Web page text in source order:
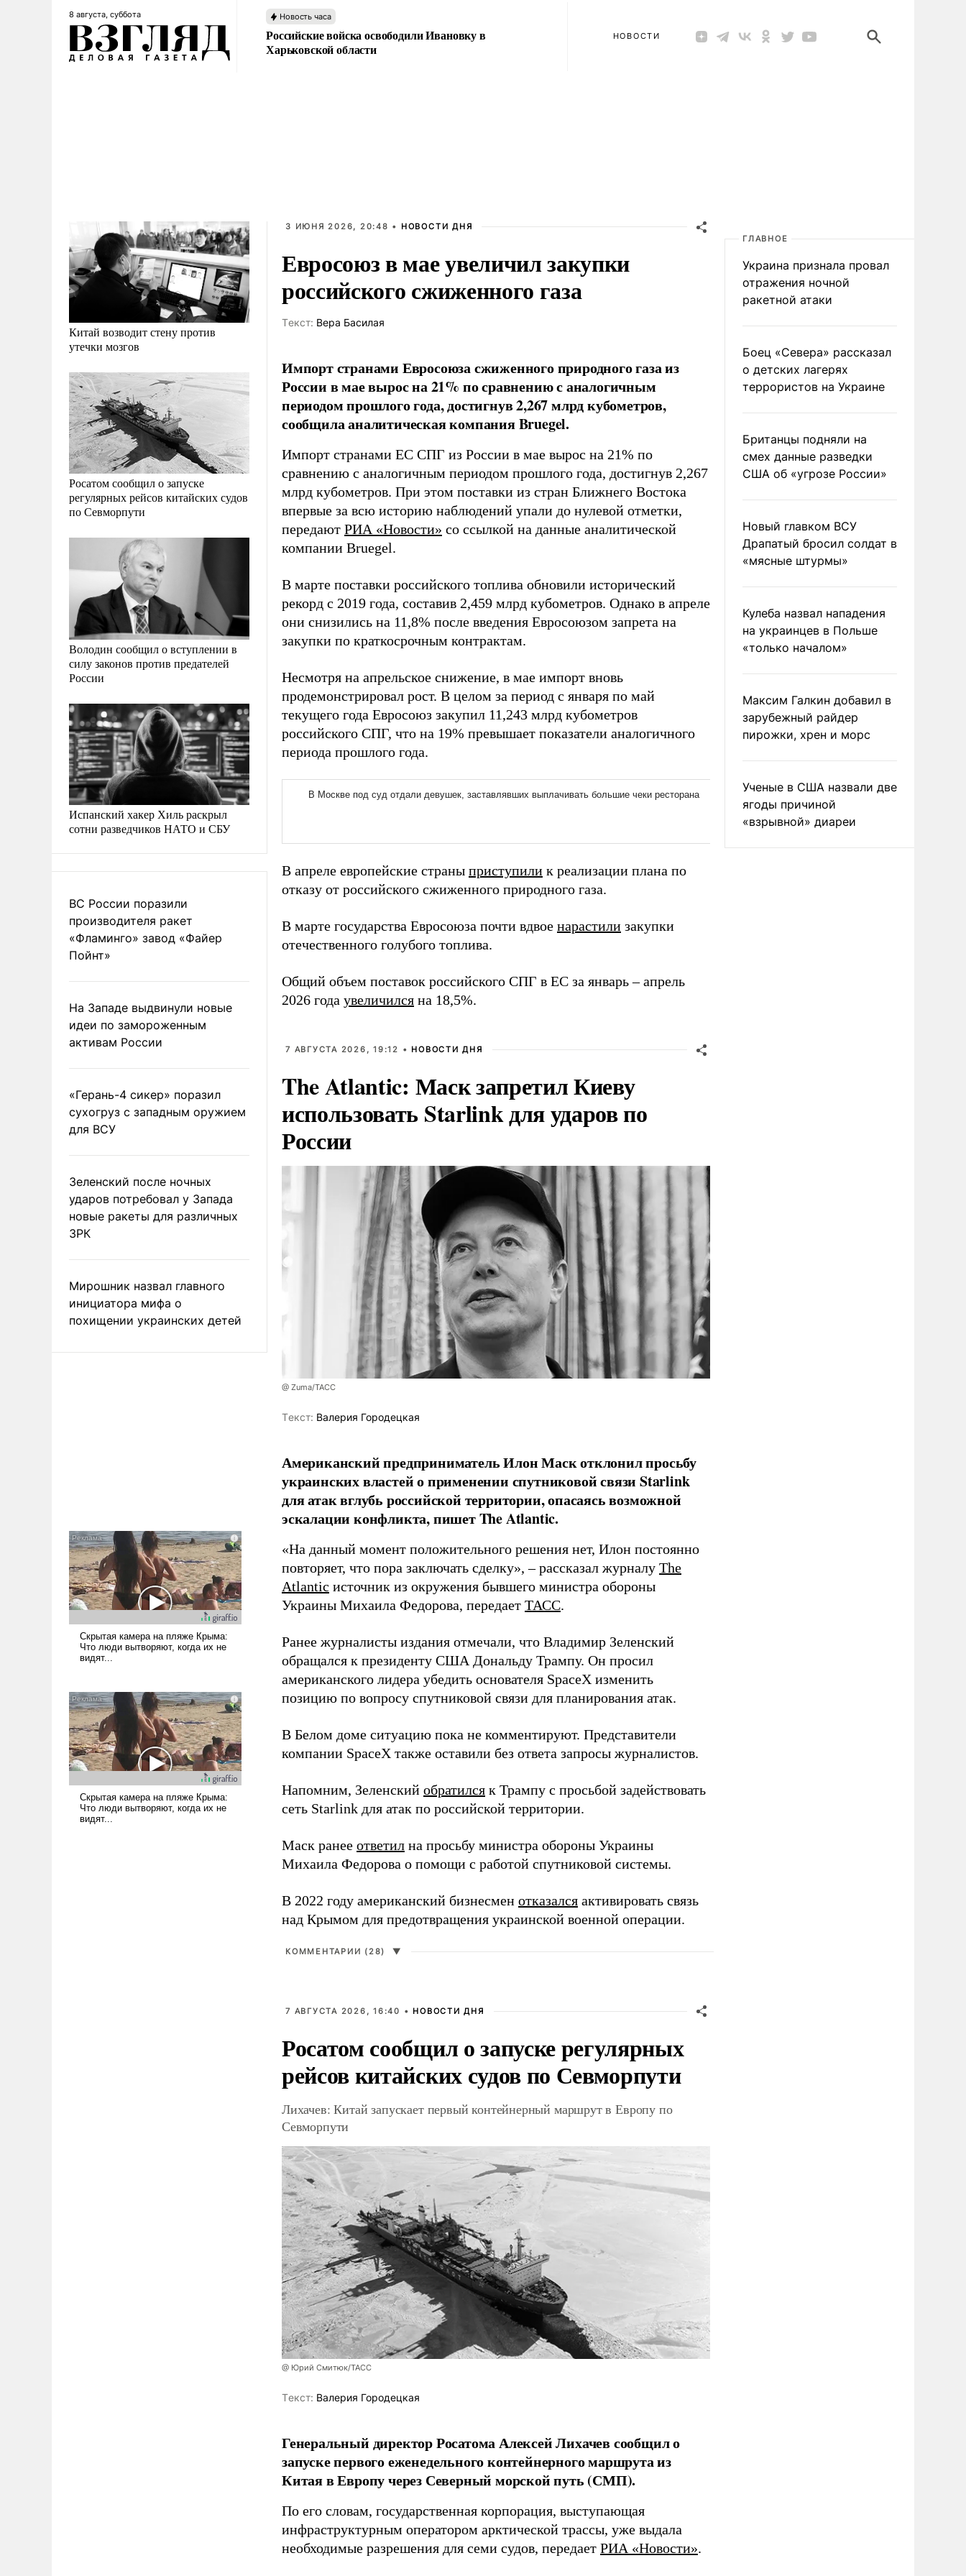
8 августа, суббота Новость часа
Российские войска освободили Ивановку в
Харьковской области
НОВОСТИ
Китай возводит стену против
утечки мозгов
Росатом сообщил о запуске
регулярных рейсов китайских судов
по Севморпути
Володин сообщил о вступлении в
силу законов против предателей
России
Испанский хакер Хиль раскрыл
сотни разведчиков НАТО и СБУ
ВС России поразили
производителя ракет
«Фламинго» завод «Файер
Пойнт»
На Западе выдвинули новые
идеи по замороженным
активам России
«Герань-4 сикер» поразил
сухогруз с западным оружием
для ВСУ
Зеленский после ночных
ударов потребовал у Запада
новые ракеты для различных
ЗРК
Мирошник назвал главного
инициатора мифа о
похищении украинских детей
3 ИЮНЯ 2026, 20:48 • НОВОСТИ ДНЯ
Евросоюз в мае увеличил закупки
российского сжиженного газа
Tекст: Вера Басилая
Импорт странами Евросоюза сжиженного природного газа из
России в мае вырос на 21% по сравнению с аналогичным
периодом прошлого года, достигнув 2,267 млрд кубометров,
сообщила аналитическая компания Bruegel.
Импорт странами ЕС СПГ из России в мае вырос на 21% по
сравнению с аналогичным периодом прошлого года, достигнув 2,267
млрд кубометров. При этом поставки из стран Ближнего Востока
впервые за всю историю наблюдений упали до нулевой отметки,
передают РИА «Новости» со ссылкой на данные аналитической
компании Bruegel.
В марте поставки российского топлива обновили исторический
рекорд с 2019 года, составив 2,459 млрд кубометров. Однако в апреле
они снизились на 11,8% после введения Евросоюзом запрета на
закупки по краткосрочным контрактам.
Несмотря на апрельское снижение, в мае импорт вновь
продемонстрировал рост. В целом за период с января по май
текущего года Евросоюз закупил 11,243 млрд кубометров
российского СПГ, что на 19% превышает показатели аналогичного
периода прошлого года.
В апреле европейские страны приступили к реализации плана по
отказу от российского сжиженного природного газа.
В марте государства Евросоюза почти вдвое нарастили закупки
отечественного голубого топлива.
Общий объем поставок российского СПГ в ЕС за январь – апрель
2026 года увеличился на 18,5%.
7 АВГУСТА 2026, 19:12 • НОВОСТИ ДНЯ
The Atlantic: Маск запретил Киеву
использовать Starlink для ударов по
России
@ Zuma/ТАСС
Tекст: Валерия Городецкая
Американский предприниматель Илон Маск отклонил просьбу
украинских властей о применении спутниковой связи Starlink
для атак вглубь российской территории, опасаясь возможной
эскалации конфликта, пишет The Atlantic.
«На данный момент положительного решения нет, Илон постоянно
повторяет, что пора заключать сделку», – рассказал журналу The
Atlantic источник из окружения бывшего министра обороны
Украины Михаила Федорова, передает ТАСС.
Ранее журналисты издания отмечали, что Владимир Зеленский
обращался к президенту США Дональду Трампу. Он просил
американского лидера убедить основателя SpaceX изменить
позицию по вопросу спутниковой связи для планирования атак.
В Белом доме ситуацию пока не комментируют. Представители
компании SpaceX также оставили без ответа запросы журналистов.
Напомним, Зеленский обратился к Трампу с просьбой задействовать
сеть Starlink для атак по российской территории.
Маск ранее ответил на просьбу министра обороны Украины
Михаила Федорова о помощи с работой спутниковой системы.
В 2022 году американский бизнесмен отказался активировать связь
над Крымом для предотвращения украинской военной операции.
КОММЕНТАРИИ (28) ▼
7 АВГУСТА 2026, 16:40 • НОВОСТИ ДНЯ
Росатом сообщил о запуске регулярных
рейсов китайских судов по Севморпути
Лихачев: Китай запускает первый контейнерный маршрут в Европу по
Севморпути
@ Юрий Смитюк/ТАСС
Tекст: Валерия Городецкая
Генеральный директор Росатома Алексей Лихачев сообщил о
запуске первого еженедельного контейнерного маршрута из
Китая в Европу через Северный морской путь (СМП).
По его словам, государственная корпорация, выступающая
инфраструктурным оператором арктической трассы, уже выдала
необходимые разрешения для семи судов, передает РИА «Новости».
ГЛАВНОЕ
Украина признала провал
отражения ночной
ракетной атаки
Боец «Севера» рассказал
о детских лагерях
террористов на Украине
Британцы подняли на
смех данные разведки
США об «угрозе России»
Новый главком ВСУ
Драпатый бросил солдат в
«мясные штурмы»
Кулеба назвал нападения
на украинцев в Польше
«только началом»
Максим Галкин добавил в
зарубежный райдер
пирожки, хрен и морс
Ученые в США назвали две
ягоды причиной
«взрывной» диареи